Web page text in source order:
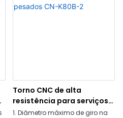
3.Diâmetro máximo de
Torno CNC de alta
resistência para serviços
pesados ​​CN-K80B-2
1. Diâmetro máximo de giro na